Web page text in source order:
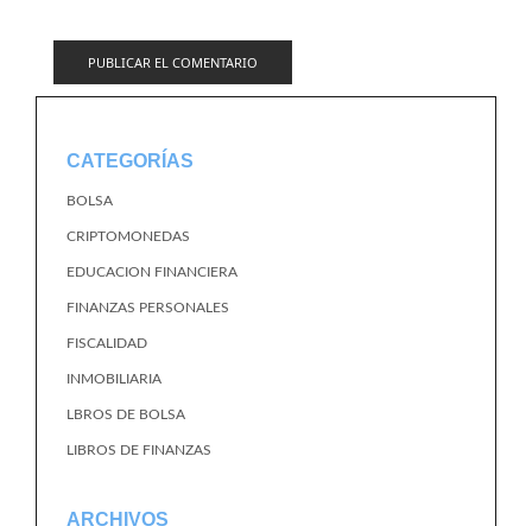
CATEGORÍAS
BOLSA
CRIPTOMONEDAS
EDUCACION FINANCIERA
FINANZAS PERSONALES
FISCALIDAD
INMOBILIARIA
LBROS DE BOLSA
LIBROS DE FINANZAS
ARCHIVOS